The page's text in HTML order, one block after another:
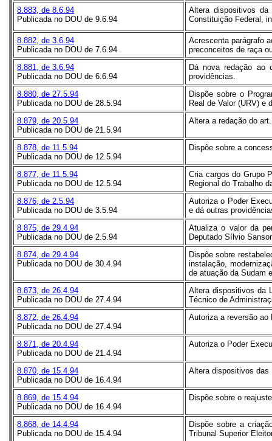
8.883, de 8.6.94
Publicada no DOU de 9.6.94
Altera dispositivos
Constituição Federal,
8.882, de 3.6.94
Publicada no DOU de 7.6.94
Acrescenta parágrafo
preconceitos de raça
8.881, de 3.6.94
Publicada no DOU de 6.6.94
Dá nova redação ao
providências.
8.880, de 27.5.94
Publicada no DOU de 28.5.94
Dispõe sobre o
Real de Valor (URV) e
8.879, de 20.5.94
Publicada no DOU de 21.5.94
Altera a redação do
8.878, de 11.5.94
Publicada no DOU de 12.5.94
Dispõe sobre a
8.877, de 11.5.94
Publicada no DOU de 12.5.94
Cria cargos do Grupo
Regional do Trabalho
8.876, de 2.5.94
Publicada no DOU de 3.5.94
Autoriza o Poder
e dá outras
8.875, de 29.4.94
Publicada no DOU de 2.5.94
Atualiza o valor da
Deputado Sílvio
8.874, de 29.4.94
Publicada no DOU de 30.4.94
Dispõe sobre
instalação,
de atuação da Sudam
8.873, de 26.4.94
Publicada no DOU de 27.4.94
Altera dispositivos da
Técnico de
8.872, de 26.4.94
Publicada no DOU de 27.4.94
Autoriza a reversão ao
8.871, de 20.4.94
Publicada no DOU de 21.4.94
Autoriza o Poder
8.870, de 15.4.94
Publicada no DOU de 16.4.94
Altera dispositivos das
8.869, de 15.4.94
Publicada no DOU de 16.4.94
Dispõe sobre o
8.868, de 14.4.94
Publicada no DOU de 15.4.94
Dispõe sobre a
Tribunal Superior